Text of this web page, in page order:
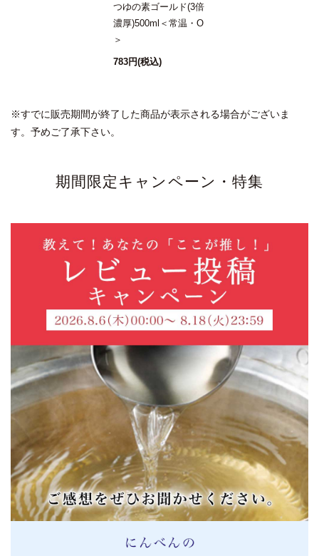
★★★★★
香り風味が素晴らしく麺つゆだけでなく、あえ物や煮物な
ど幅広く使っています。お料理もランクアップできます!化
とても便利です
我が家のキッチンになくてはならないお品です。
ン、舞茸やしめじもごま油とつゆの素でチン、
鶏もも肉は生姜の薄切りと共につゆの素に漬け込んで冷蔵
庫で一晩寝かせてからレンジでチン。
素麺やうどんには練りゴマをつゆの素でゆるめてから少し
濃いめに冷たい水で薄めて、ネギや紫蘇、茗荷などの薬味
と共にいただくと暑さも忘れます。美味しすぎるので食べ
すぎ注意。
麺つゆといえば『つゆの素』
2021/08/03 10:49:30.686296 投稿者：とまと
★★★★★
両親がつゆの素派だったこともあり、小さい頃から麺つゆ
といえばつゆの素でした。大人になって色々と試しました
が、やはりつゆの素以上の麺つゆはないと思っています。
その中でもつゆの素ゴールドは香り旨みともに最高です!食
べたことのない方は是非試していただきたいです。
つゆの素ゴールド(3倍
濃厚)500ml＜常温・O
＞
783円(税込)
※すでに販売期間が終了した商品が表示される場合がございま
す。予めご了承下さい。
期間限定キャンペーン・特集